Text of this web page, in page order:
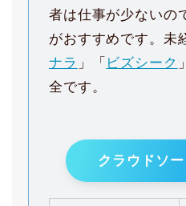
者は仕事が少ないの
がおすすめです。未
ナラ 」「 ビズシーク
全です。
クラウドソ